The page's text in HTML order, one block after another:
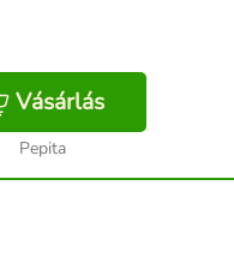
Vásárlás
Pepita